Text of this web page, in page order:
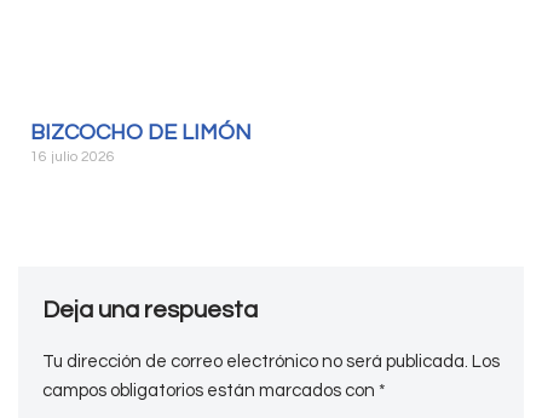
BIZCOCHO DE LIMÓN
16 julio 2026
Deja una respuesta
Tu dirección de correo electrónico no será publicada. Los
campos obligatorios están marcados con *